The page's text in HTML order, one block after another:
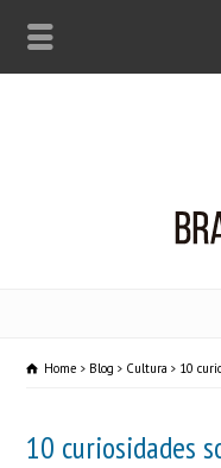
Home Blog Cultura 10
10 curiosidades